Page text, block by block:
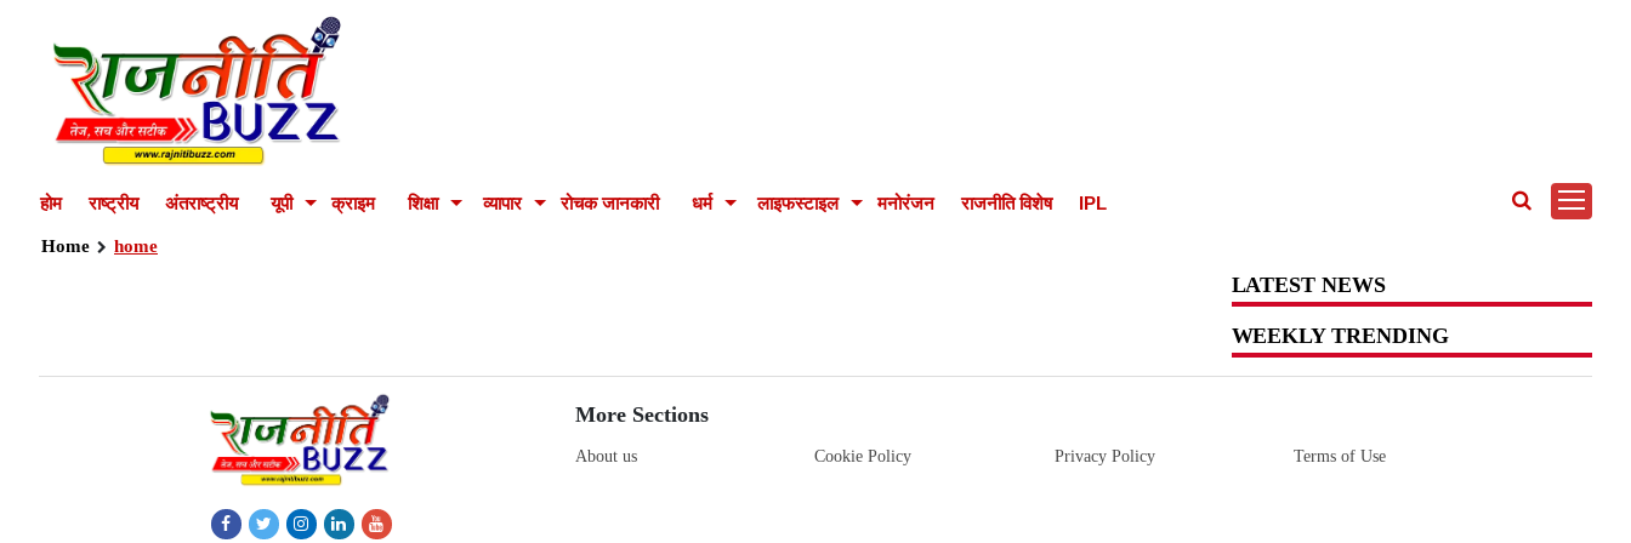
होम राष्ट्रीय अंतराष्ट्रीय यूपी क्राइम शिक्षा व्यापार रोचक जानकारी धर्म लाइफस्टाइल मनोरंजन राजनीति विशेष IPL
Home home
LATEST NEWS
WEEKLY TRENDING
More Sections
About us Cookie Policy Privacy Policy Terms of Use